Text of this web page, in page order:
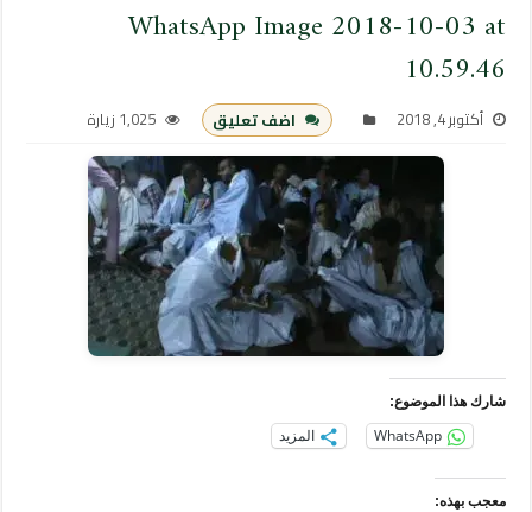
WhatsApp Image 2018-10-03 at
10.59.46
أكتوبر 4, 2018 اضف تعليق 1,025 زيارة
شارك هذا الموضوع:
WhatsApp المزيد
معجب بهذه: